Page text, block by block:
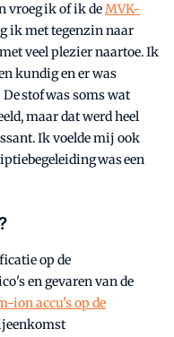
vroeg ik of ik deMVK-
ik met tegenzin naar
veel plezier naartoe. Ik
kundig en er was
stof was soms wat
maar dat werd heel
Ik voelde mij ook
was een
op de
en gevaren van de
ion accu's op de